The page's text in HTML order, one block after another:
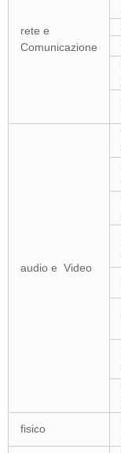
rete e
Comunicazione
audio e Video
fisico